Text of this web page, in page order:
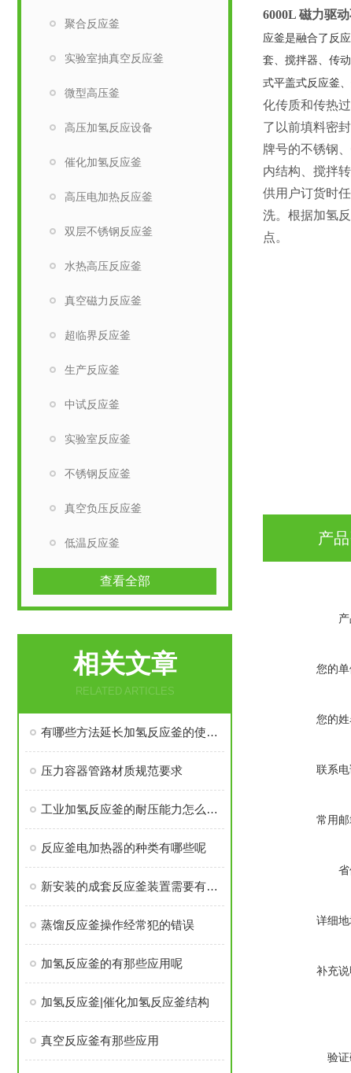
聚合反应釜
实验室抽真空反应釜
微型高压釜
高压加氢反应设备
催化加氢反应釜
高压电加热反应釜
双层不锈钢反应釜
水热高压反应釜
真空磁力反应釜
超临界反应釜
生产反应釜
中试反应釜
实验室反应釜
不锈钢反应釜
真空负压反应釜
低温反应釜
查看全部
相关文章
RELATED ARTICLES
有哪些方法延长加氢反应釜的使用寿命
压力容器管路材质规范要求
工业加氢反应釜的耐压能力怎么样呢
反应釜电加热器的种类有哪些呢
新安装的成套反应釜装置需要有哪些做的准备工作
蒸馏反应釜操作经常犯的错误
加氢反应釜的有那些应用呢
加氢反应釜|催化加氢反应釜结构
真空反应釜有那些应用
6000L 磁力驱
应釜是融合了反
套、搅拌器、传
式平盖式反应釜
化传质和传热
了以前填料密
牌号的不锈钢
内结构、搅拌
供用户订货时
洗。根据加氢
点。
产
产
您的单
您的姓
联系电
常用邮
省
详细地
补充说
验证